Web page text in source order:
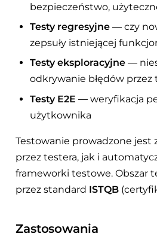
bezpieczeństwo,
Testy regresyjne — czy
zepsuły istniejącej
Testy eksploracyjne —
odkrywanie błędów przez
Testy E2E — weryfikacja
użytkownika
Testowanie prowadzone jest
przez testera, jak i
frameworki testowe. Obszar
przez standard ISTQB
Zastosowania